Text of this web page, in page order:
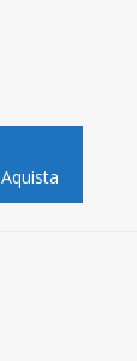
Aquista